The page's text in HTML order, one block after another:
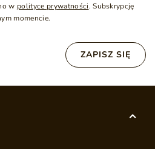
w polityce prywatności. Subskrypcję
momencie.
ZAPISZ SIĘ